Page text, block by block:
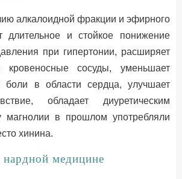
алкалоидной фракции и эфирного
длительное и стойкое понижение
при гипертонии, расширяет
кровеносные сосуды, уменьшает
боли в области сердца, улучшает
обладает диуретическим
магнолии в прошлом употребляли
хинина.
медицине